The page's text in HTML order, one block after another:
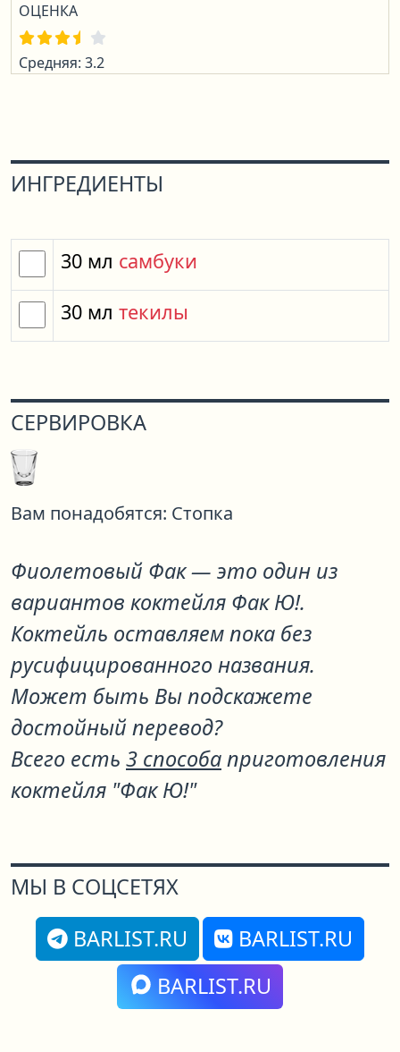
ОЦЕНКА
Средняя: 3.2
ИНГРЕДИЕНТЫ
30 мл самбуки
30 мл текилы
СЕРВИРОВКА
Вам понадобятся: Стопка
Фиолетовый Фак— это один из
вариантов коктейля Фак Ю!.
Коктейль оставляем пока без
русифицированного названия.
Может быть Вы подскажете
достойный перевод?
Всего есть 3 способаприготовления
коктейля "Фак Ю!"
МЫ В СОЦСЕТЯХ
BARLIST.RU
BARLIST.RU
BARLIST.RU